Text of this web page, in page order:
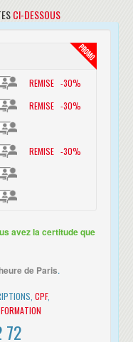
Le formateur ainsi
et très à l'écoute
très bonne qualité
Le cadre,
des formations
pas déçu. ”
super
Rien à redire. Je
et Réseaux, visiter sa
CI-DESSOUS
REMISE -30%
REMISE -30%
REMISE -30%
avez la certitude que
de Paris.
CPF,
72